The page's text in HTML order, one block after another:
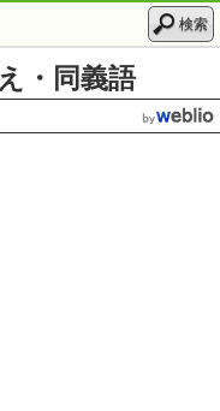
検索
・同義語